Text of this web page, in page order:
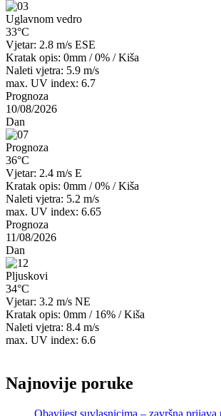
Uglavnom vedro
33°C
Vjetar: 2.8 m/s ESE
Kratak opis: 0mm /0% /Kiša
Naleti vjetra: 5.9 m/s
max. UV index: 6.7
Prognoza
10/08/2026
Dan
Prognoza
36°C
Vjetar: 2.4 m/s E
Kratak opis: 0mm /0% /Kiša
Naleti vjetra: 5.2 m/s
max. UV index: 6.65
Prognoza
11/08/2026
Dan
Pljuskovi
34°C
Vjetar: 3.2 m/s NE
Kratak opis: 0mm / 16% /Kiša
Naleti vjetra: 8.4 m/s
max. UV index: 6.6
Najnovije poruke
Obavijest suvlasnicima – završna prijava